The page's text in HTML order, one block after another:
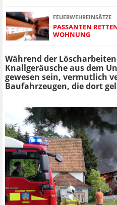
FEUERWEHREINSÄTZE
PASSANTEN
WOHNUNG
Während der
Knallgeräusche aus dem
gewesen sein, vermutlich
Baufahrzeugen, die dort